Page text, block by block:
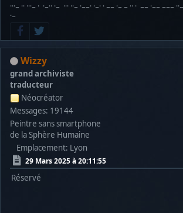
···− ·· ···− · ·−·· ·− ··· ··− ·−−· ·−· · −− ·− − ·· · −− ·−− −−− ··− ·−
·−
Wizzy
grand archiviste
traducteur
Néocréator
Messages: 19144
Peintre sans smartphone
de la Sphère Humaine
Emplacement: Lyon
29 Mars 2025 à 20:11:55
Réservé